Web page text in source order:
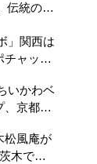
伝統の天
結、高
「かき
」関西は
チャッコ
やグッ
いかわベ
、京都の
松風庵が
木で